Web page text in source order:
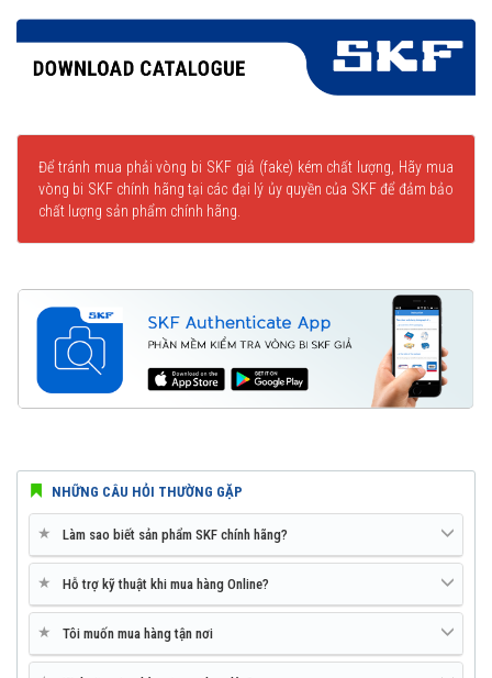
Để tránh mua phải vòng bi SKF giả (fake) kém chất lượng, Hãy mua
vòng bi SKF chính hãng tại các đại lý ủy quyền của SKF để đảm bảo
chất lượng sản phẩm chính hãng.
NHỮNG CÂU HỎI THƯỜNG GẶP
★ Làm sao biết sản phẩm SKF chính hãng?
★ Hỗ trợ kỹ thuật khi mua hàng Online?
★ Tôi muốn mua hàng tận nơi